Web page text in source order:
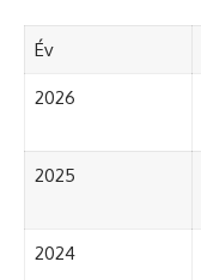
Év
2026
2025
2024